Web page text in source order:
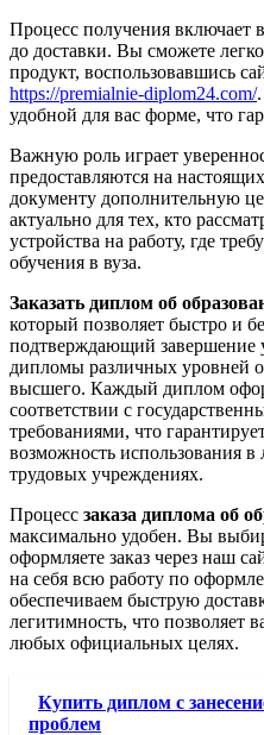
Процесс получения включает
до доставки. Вы сможете
продукт, воспользовавшись
https://premialnie-diplom24.com/
удобной для вас форме, что
Важную роль играет
предоставляются на
документу дополнительную
актуально для тех, кто
устройства на работу, где
обучения в вуза.
Заказать диплом об
который позволяет быстро и
подтверждающий завершение
дипломы различных уровней
высшего. Каждый диплом
соответствии с
требованиями, что
возможность использования
трудовых учреждениях.
Процесс заказа диплома об
максимально удобен. Вы
оформляете заказ через наш
на себя всю работу по
обеспечиваем быструю
легитимность, что позволяет
любых официальных целях.
Купить диплом с
проблем